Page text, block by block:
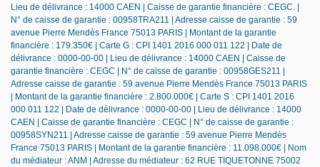
Lieu de délivrance : 14000 CAEN | Caisse de garantie financière : CEGC. |
N° de caisse de garantie : 00958TRA211 | Adresse caisse de garantie : 59
avenue Pierre Mendès France 75013 PARIS | Montant de la garantie
financière : 179.350€ | Carte G : CPI 1401 2016 000 011 122 | Date de
délivrance : 0000-00-00 | Lieu de délivrance : 14000 CAEN | Caisse de
garantie financière : CEGC | N° de caisse de garantie : 00958GES211 |
Adresse caisse de garantie : 59 avenue Pierre Mendès France 75013 PARIS
| Montant de la garantie financière : 2.800.000€ | Carte S : CPI 1401 2016
000 011 122 | Date de délivrance : 0000-00-00 | Lieu de délivrance : 14000
CAEN | Caisse de garantie financière : CEGC | N° de caisse de garantie :
00958SYN211 | Adresse caisse de garantie : 59 avenue Pierre Mendès
France 75013 PARIS | Montant de la garantie financière : 11.098.000€ | Nom
du médiateur : ANM | Adresse du médiateur : 62 RUE TIQUETONNE 75002